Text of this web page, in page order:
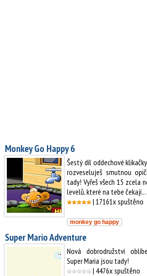
Monkey Go Happy 6
Šestý díl oddechové
rozveseluješ smutnou
tady! Vyřeš všech 15 zcela
levelů, které na tebe
| 17161x spuštěno
monkey go happy
Super Mario Adventure
Nová dobrodružství
Super Maria jsou tady!
| 4476x spuštěno